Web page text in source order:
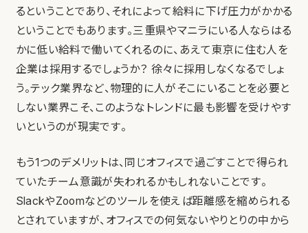
るということであり、それによって給料に下げ圧力がかかる
ということでもあります。三重県やマニラにいる人ならはる
かに低い給料で働いてくれるのに、あえて東京に住む人を
企業は採用するでしょうか？ 徐々に採用しなくなるでしょ
う。テック業界など、物理的に人がそこにいることを必要と
しない業界こそ、このようなトレンドに最も影響を受けやす
いというのが現実です。
もう1つのデメリットは、同じオフィスで過ごすことで得られ
ていたチーム意識が失われるかもしれないことです。
SlackやZoomなどのツールを使えば距離感を縮められる
とされていますが、オフィスでの何気ないやりとりの中から